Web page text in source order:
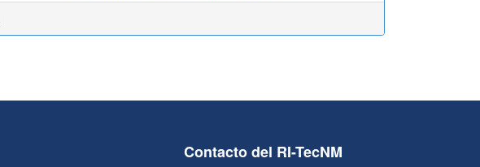
Contacto del RI-TecNM